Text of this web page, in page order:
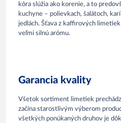
kôra slúžia ako korenie, a to
kuchyne – polievkach, šalátoch,
jedlách. Šťava z kaffirových
veľmi silnú arómu.
Garancia kvality
Všetok sortiment limetiek
začína starostlivým výberom
všetkých ponúkaných druhov je